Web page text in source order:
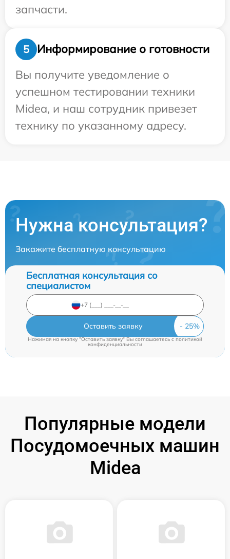
запчасти.
5
Информирование о готовности
Вы получите уведомление о
успешном тестировании техники
Midea, и наш сотрудник привезет
технику по указанному адресу.
Нужна консультация?
Закажите бесплатную консультацию
Бесплатная консультация со
специалистом
Оставить заявку
Нажимая на кнопку "Оставить заявку" Вы соглашаетесь cполитикой
конфиденциальности
Популярные модели
Посудомоечных машин
Midea